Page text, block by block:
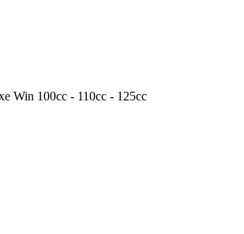
Win 100cc - 110cc - 125cc